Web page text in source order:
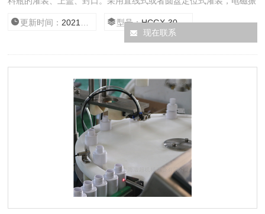
（轧）盖合二为一，结构紧凑，符合GMP标准。
更新时间： 2021/1/27 15:55:01 型号：HCGX-30/500
现在联系